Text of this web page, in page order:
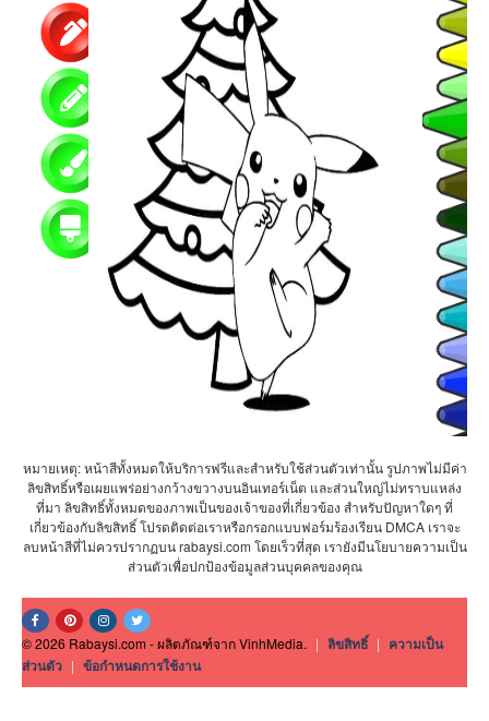
หมายเหตุ: หน้าสีทั้งหมดให้บริการฟรีและสำหรับใช้ส่วนตัวเท่านั้น รูปภาพไม่มีค่า
ลิขสิทธิ์หรือเผยแพร่อย่างกว้างขวางบนอินเทอร์เน็ต และส่วนใหญ่ไม่ทราบแหล่ง
ที่มา ลิขสิทธิ์ทั้งหมดของภาพเป็นของเจ้าของที่เกี่ยวข้อง สำหรับปัญหาใดๆ ที่
เกี่ยวข้องกับลิขสิทธิ์ โปรดติดต่อเราหรือกรอกแบบฟอร์มร้องเรียน DMCA เราจะ
ลบหน้าสีที่ไม่ควรปรากฏบน rabaysi.com โดยเร็วที่สุด เรายังมีนโยบายความเป็น
ส่วนตัวเพื่อปกป้องข้อมูลส่วนบุคคลของคุณ
© 2026 Rabaysi.com - ผลิตภัณฑ์จาก VinhMedia. | ลิขสิทธิ์ | ความเป็น
ส่วนตัว | ข้อกำหนดการใช้งาน